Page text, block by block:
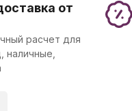
от
расчет для
наличные,